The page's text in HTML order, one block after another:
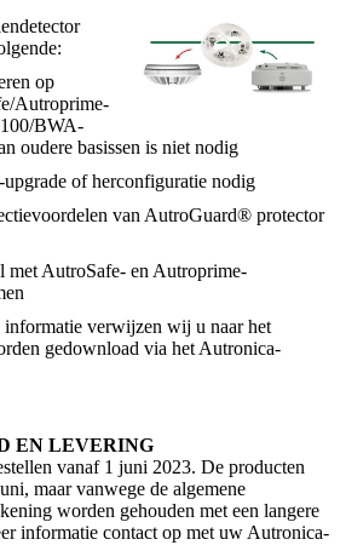
op
Autroprime-
BWA-
oudere basissen is niet nodig
of herconfiguratie nodig
van AutroGuard® protector
met AutroSafe- en Autroprime-
informatie verwijzen wij u naar het
gedownload via het Autronica-
EN LEVERING
vanaf 1 juni 2023. De producten
maar vanwege de algemene
worden gehouden met een langere
informatie contact op met uw Autronica-